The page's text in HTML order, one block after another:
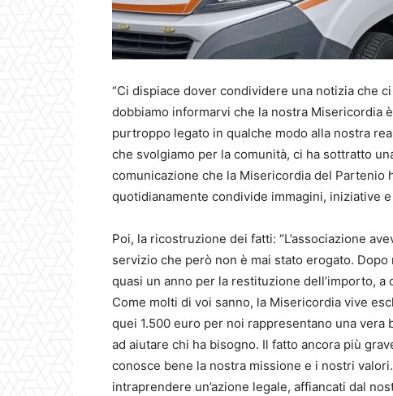
“Ci dispiace dover condividere una notizia che
dobbiamo informarvi che la nostra Misericordia
purtroppo legato in qualche modo alla nostra
che svolgiamo per la comunità, ci ha sottratto
comunicazione che la Misericordia del Partenio
quotidianamente condivide immagini, iniziative
Poi, la ricostruzione dei fatti: “L’associazione
servizio che però non è mai stato erogato.
quasi un anno per la restituzione dell’importo,
Come molti di voi sanno, la Misericordia vive
quei 1.500 euro per noi rappresentano una vera
ad aiutare chi ha bisogno. Il fatto ancora più
conosce bene la nostra missione e i nostri
intraprendere un’azione legale, affiancati dal